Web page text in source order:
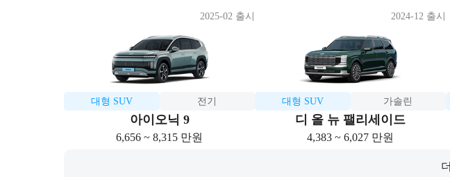
대형 SUV 전기
아이오닉 9
2025-02 출시
6,656 ~ 8,315 만원
대형 SUV 가솔린
디 올 뉴 팰리세이드
2024-12 출시
4,383 ~ 6,027 만원